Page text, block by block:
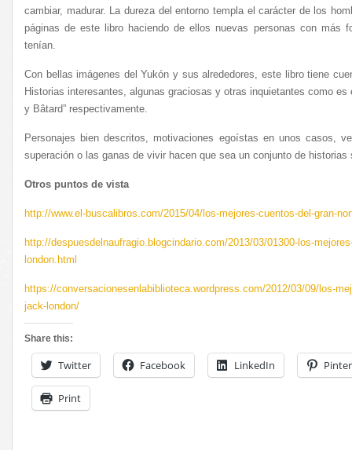
cambiar, madurar. La dureza del entorno templa el carácter de los
páginas de este libro haciendo de ellos nuevas personas con más
tenían.
Con bellas imágenes del Yukón y sus alrededores, este libro tiene
Historias interesantes, algunas graciosas y otras inquietantes como es
y Bâtard” respectivamente.
Personajes bien descritos, motivaciones egoístas en unos casos,
superación o las ganas de vivir hacen que sea un conjunto de
Otros puntos de vista
http://www.el-buscalibros.com/2015/04/los-mejores-cuentos-del-gran-
http://despuesdelnaufragio.blogcindario.com/2013/03/01300-los-
london.html
https://conversacionesenlabiblioteca.wordpress.com/2012/03/09/los-
jack-london/
Share this:
Twitter Facebook LinkedIn
Print